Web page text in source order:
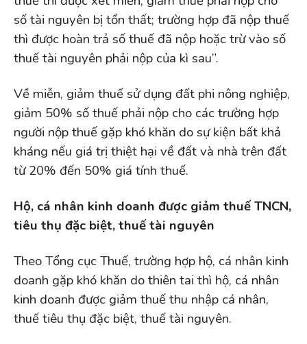
số tài nguyên bị tổn thất; trường hợp đã nộp thuế
thì được hoàn trả số thuế đã nộp hoặc trừ vào số
thuế tài nguyên phải nộp của kì sau”.
Về miễn, giảm thuế sử dụng đất phi nông nghiệp,
giảm 50% số thuế phải nộp cho các trường hợp
người nộp thuế gặp khó khăn do sự kiện bất khả
kháng nếu giá trị thiệt hại về đất và nhà trên đất
từ 20% đến 50% giá tính thuế.
Hộ, cá nhân kinh doanh được giảm thuế TNCN,
tiêu thụ đặc biệt, thuế tài nguyên
Theo Tổng cục Thuế, trường hợp hộ, cá nhân kinh
doanh gặp khó khăn do thiên tai thì hộ, cá nhân
kinh doanh được giảm thuế thu nhập cá nhân,
thuế tiêu thụ đặc biệt, thuế tài nguyên.